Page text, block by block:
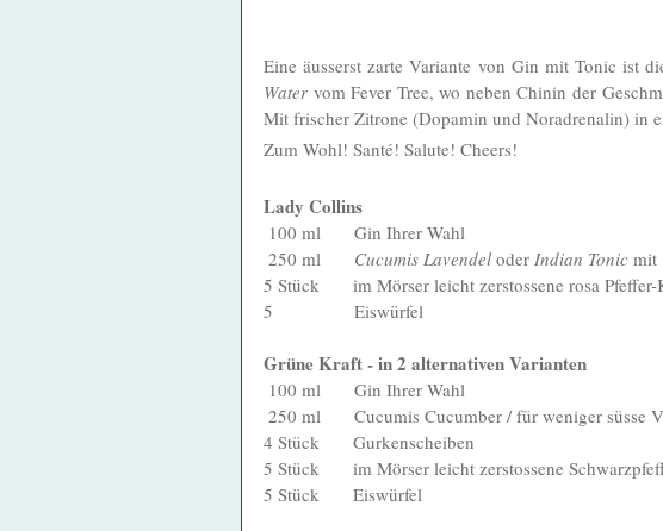
Eine äusserst zarte Variante von Gin mit Tonic ist
Water vom Fever Tree, wo neben Chinin der
Mit frischer Zitrone (Dopamin und Noradrenalin) in
Zum Wohl! Santé! Salute! Cheers!
Lady Collins
100 ml       Gin Ihrer Wahl
250 ml Cucumis Lavendel oder Indian Tonic mit
5 Stück       im Mörser leicht zerstossene rosa
5                 Eiswürfel
Grüne Kraft - in 2 alternativen Varianten
100 ml       Gin Ihrer Wahl
250 ml       Cucumis Cucumber / für weniger süsse
4 Stück       Gurkenscheiben
5 Stück       im Mörser leicht zerstossene
5 Stück       Eiswürfel